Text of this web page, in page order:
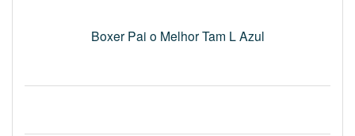
Boxer Pai o Melhor Tam L Azul